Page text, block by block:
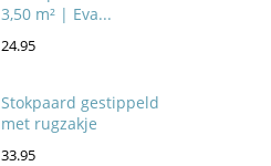
3,50 m² | Eva...
24.95
Stokpaard gestippeld
met rugzakje
33.95